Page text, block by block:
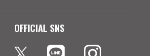
OFFICIAL SNS